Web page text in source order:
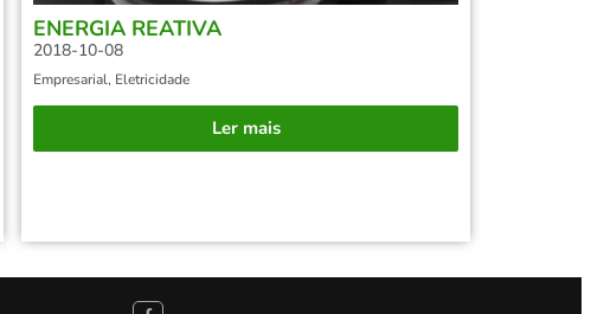
ENERGIA REATIVA
2018-10-08
Empresarial, Eletricidade
Ler mais